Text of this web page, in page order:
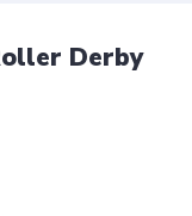
Derby